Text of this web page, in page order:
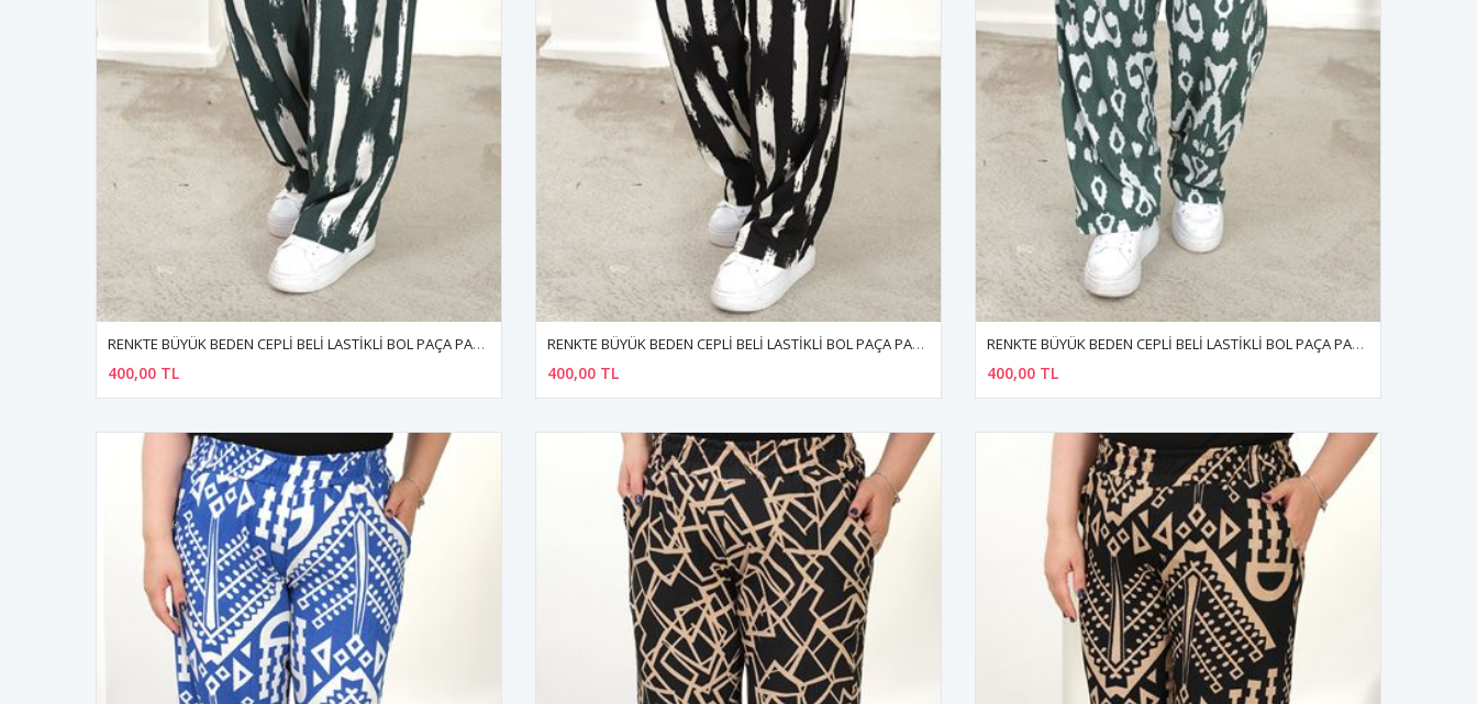
RENKTE BÜYÜK BEDEN CEPLİ BELİ LASTİKLİ BOL PAÇA PANTALON
400,00 TL
RENKTE BÜYÜK BEDEN CEPLİ BELİ LASTİKLİ BOL PAÇA PANTALON
400,00 TL
RENKTE BÜYÜK BEDEN CEPLİ BELİ LASTİKLİ BOL PAÇA PANTALON
400,00 TL